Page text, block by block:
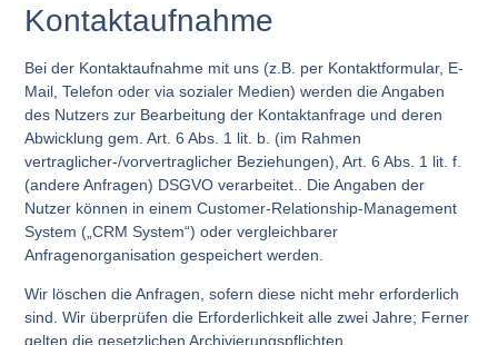
Kontaktaufnahme
Bei der Kontaktaufnahme mit uns (z.B. per Kontaktformular, E-
Mail, Telefon oder via sozialer Medien) werden die Angaben
des Nutzers zur Bearbeitung der Kontaktanfrage und deren
Abwicklung gem. Art. 6 Abs. 1 lit. b. (im Rahmen
vertraglicher-/vorvertraglicher Beziehungen), Art. 6 Abs. 1 lit. f.
(andere Anfragen) DSGVO verarbeitet.. Die Angaben der
Nutzer können in einem Customer-Relationship-Management
System („CRM System“) oder vergleichbarer
Anfragenorganisation gespeichert werden.
Wir löschen die Anfragen, sofern diese nicht mehr erforderlich
sind. Wir überprüfen die Erforderlichkeit alle zwei Jahre; Ferner
gelten die gesetzlichen Archivierungspflichten.